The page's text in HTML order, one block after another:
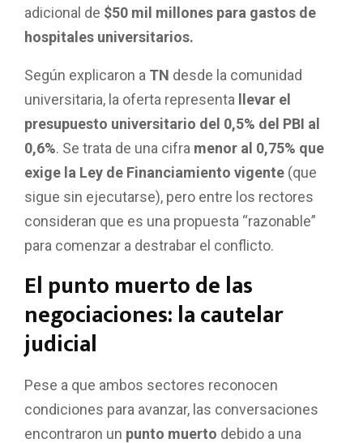
adicional de $50 mil millones para gastos de
hospitales universitarios.
Según explicaron a TN desde la comunidad
universitaria, la oferta representa llevar el
presupuesto universitario del 0,5% del PBI al
0,6%. Se trata de una cifra menor al 0,75% que
exige la Ley de Financiamiento vigente (que
sigue sin ejecutarse), pero entre los rectores
consideran que es una propuesta “razonable”
para comenzar a destrabar el conflicto.
El punto muerto de las
negociaciones: la cautelar
judicial
Pese a que ambos sectores reconocen
condiciones para avanzar, las conversaciones
encontraron un punto muerto debido a una